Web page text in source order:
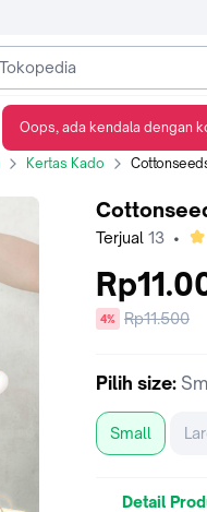
Kertas Kado Cottonseeds
Terjual 13 •
diskon
4%
Harga
Rp11.500
Pilih size:
Small
Detail
Oops, ada kendala dengan